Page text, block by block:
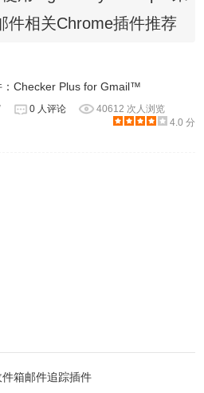
可以在用户的Gmail邮箱中设置相应的
中启动的收件提醒以后，就可以在
么时候打开了自己发送的邮件，这些
件相关Chrome插件推荐
：Checker Plus for Gmail™
0 人评论
40612 次人浏览
4.0 分
箱邮件追踪插件